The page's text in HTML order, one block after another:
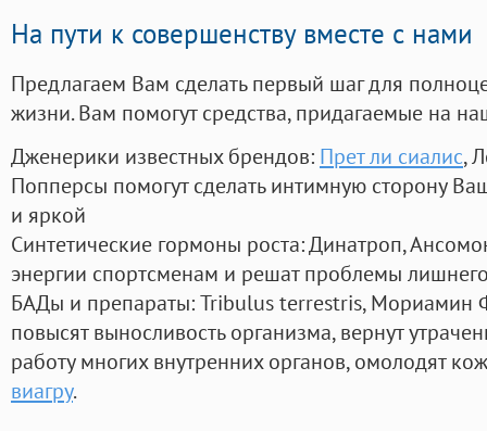
На пути к совершенству вместе с нами
Предлагаем Вам сделать первый шаг для
жизни. Вам помогут средства, придагаемые на
Дженерики известных брендов: Прет ли сиалис,
Попперсы помогут сделать интимную сторону
и яркой
Синтетические гормоны роста: Динатроп,
энергии спортсменам и решат проблемы
БАДы и препараты:Tribulus terrestris, Мориамин
повысят выносливость организма, вернут
работу многих внутренних органов, омолодят
виагру.